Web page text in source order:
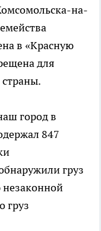
на-
в «Красную
для
город в
847
груз
груз